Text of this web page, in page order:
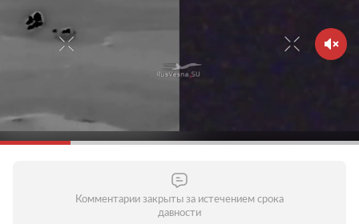
Комментарии закрыты за истечением срока
давности